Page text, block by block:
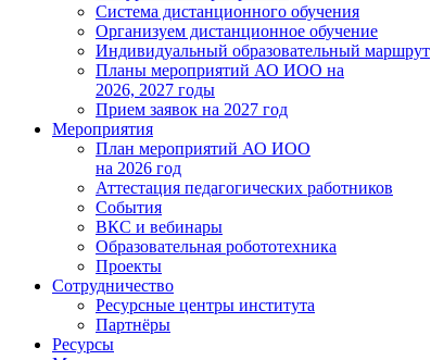
Система дистанционного обучения
Организуем дистанционное обучение
Индивидуальный образовательный маршрут
Планы мероприятий АО ИОО на
2026, 2027 годы
Прием заявок на 2027 год
Мероприятия
План мероприятий АО ИОО
на 2026 год
Аттестация педагогических работников
События
ВКС и вебинары
Образовательная робототехника
Проекты
Сотрудничество
Ресурсные центры института
Партнёры
Ресурсы